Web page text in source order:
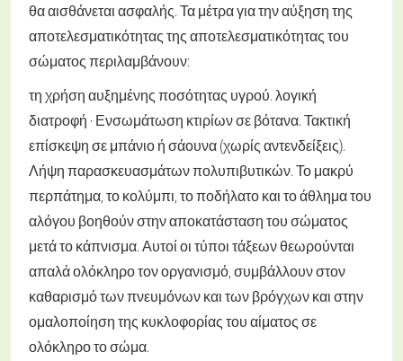
θα αισθάνεται ασφαλής. Τα μέτρα για την αύξηση της
αποτελεσματικότητας της αποτελεσματικότητας του
σώματος περιλαμβάνουν:
τη χρήση αυξημένης ποσότητας υγρού.λογική
διατροφή ·Ενσωμάτωση κτιρίων σε βότανα.Τακτική
επίσκεψη σε μπάνιο ή σάουνα (χωρίς αντενδείξεις).
Λήψη παρασκευασμάτων πολυπιβυτικών.Το μακρύ
περπάτημα, το κολύμπι, το ποδήλατο και το άθλημα του
αλόγου βοηθούν στην αποκατάσταση του σώματος
μετά το κάπνισμα. Αυτοί οι τύποι τάξεων θεωρούνται
απαλά ολόκληρο τον οργανισμό, συμβάλλουν στον
καθαρισμό των πνευμόνων και των βρόγχων και στην
ομαλοποίηση της κυκλοφορίας του αίματος σε
ολόκληρο το σώμα.